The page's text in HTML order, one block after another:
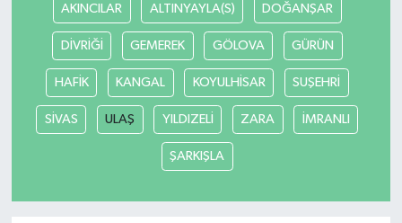
AKINCILAR ALTINYAYLA(S) DOĞANŞAR
DİVRİĞİ GEMEREK GÖLOVA GÜRÜN
HAFİK KANGAL KOYULHİSAR SUŞEHRİ
SİVAS ULAŞ YILDIZELİ ZARA İMRANLI
ŞARKIŞLA